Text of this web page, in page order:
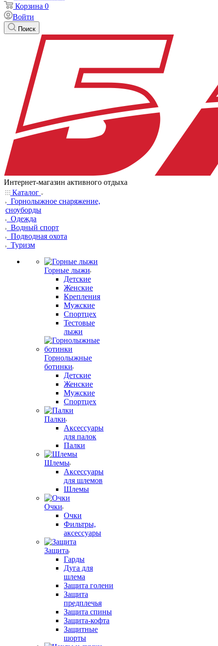
Корзина 0
Войти
Поиск
Интернет-магазин активного отдыха
Каталог
Горнолыжное снаряжение,
сноуборды
Одежда
Водный спорт
Подводная охота
Туризм
Горные лыжи
Детские
Женские
Крепления
Мужские
Спортцех
Тестовые
лыжи
Горнолыжные
ботинки
Детские
Женские
Мужские
Спортцех
Палки
Аксессуары
для палок
Палки
Шлемы
Аксессуары
для шлемов
Шлемы
Очки
Очки
Фильтры,
аксессуары
Защита
Гарды
Дуга для
шлема
Защита голени
Защита
предплечья
Защита спины
Защита-кофта
Защитные
шорты